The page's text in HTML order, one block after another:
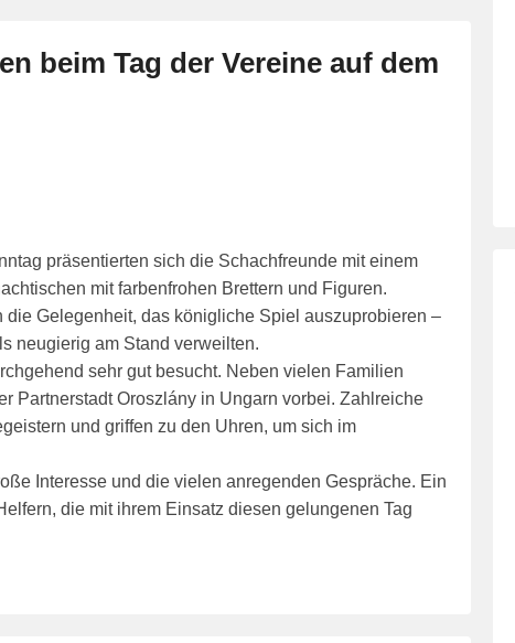
beim Tag der Vereine auf dem
präsentierten sich die Schachfreunde mit einem
mit farbenfrohen Brettern und Figuren.
Gelegenheit, das königliche Spiel auszuprobieren –
neugierig am Stand verweilten.
sehr gut besucht. Neben vielen Familien
Partnerstadt Oroszlány in Ungarn vorbei. Zahlreiche
und griffen zu den Uhren, um sich im
Interesse und die vielen anregenden Gespräche. Ein
die mit ihrem Einsatz diesen gelungenen Tag